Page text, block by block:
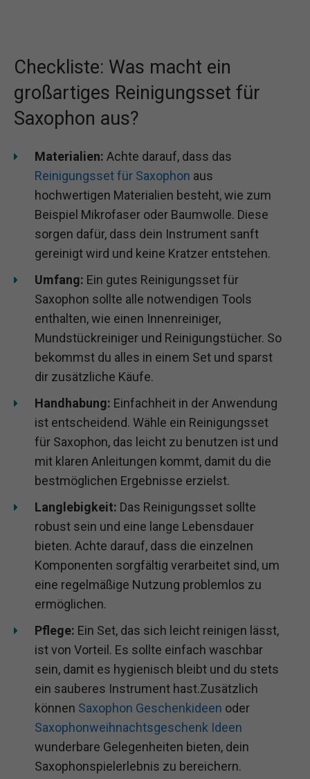
Checkliste: Was macht ein
großartiges Reinigungsset für
Saxophon aus?
Materialien: Achte darauf, dass das
Reinigungsset für Saxophon aus
hochwertigen Materialien besteht, wie zum
Beispiel Mikrofaser oder Baumwolle. Diese
sorgen dafür, dass dein Instrument sanft
gereinigt wird und keine Kratzer entstehen.
Umfang: Ein gutes Reinigungsset für
Saxophon sollte alle notwendigen Tools
enthalten, wie einen Innenreiniger,
Mundstückreiniger und Reinigungstücher. So
bekommst du alles in einem Set und sparst
dir zusätzliche Käufe.
Handhabung: Einfachheit in der Anwendung
ist entscheidend. Wähle ein Reinigungsset
für Saxophon, das leicht zu benutzen ist und
mit klaren Anleitungen kommt, damit du die
bestmöglichen Ergebnisse erzielst.
Langlebigkeit: Das Reinigungsset sollte
robust sein und eine lange Lebensdauer
bieten. Achte darauf, dass die einzelnen
Komponenten sorgfältig verarbeitet sind, um
eine regelmäßige Nutzung problemlos zu
ermöglichen.
Pflege: Ein Set, das sich leicht reinigen lässt,
ist von Vorteil. Es sollte einfach waschbar
sein, damit es hygienisch bleibt und du stets
ein sauberes Instrument hast.Zusätzlich
können Saxophon Geschenkideen oder
Saxophonweihnachtsgeschenk Ideen
wunderbare Gelegenheiten bieten, dein
Saxophonspielerlebnis zu bereichern.